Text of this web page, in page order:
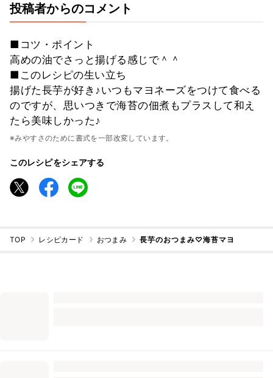
投稿者からのコメント
■コツ・ポイント
高めの油でさっと揚げる感じで＾＾
■このレシピの生い立ち
揚げた長芋が好き♪いつもマヨネーズをつけて食べる
のですが、思いつきで海苔の佃煮もプラスして和え
たら美味しかった♪
※みやすさのために書式を一部改変しています。
このレシピをシェアする
TOP レシピカード おつまみ 長芋のおつまみ♡海苔マヨ